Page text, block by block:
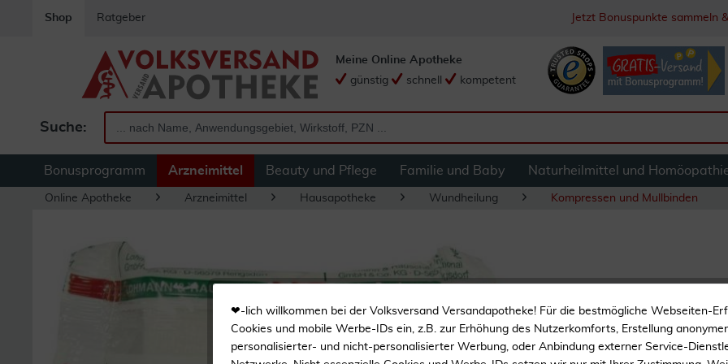
Shop Ratgeber Jetzt Bonuspunkte sammeln
Suche:
Meine Online Apotheke
günstig
schnell kompetent
Bonusprogramm Arzneimittel Beauty und Pflege Familie und Baby Naturheilmittel und
Online Apotheke Arzneimittel Hausapotheke Wundheilung Kompressen und Mullbinden
Zur Fixierung von
❤-lich willkommen bei der Volksversand Versandapotheke! Für die bestmögliche Webseiten-
Cookies und mobile Werbe-IDs ein, z.B. zur Erhöhung des Nutzerkomforts, Erstellung
personalisierter- und nicht-personalisierter Werbung, oder Anbindung externer Service-